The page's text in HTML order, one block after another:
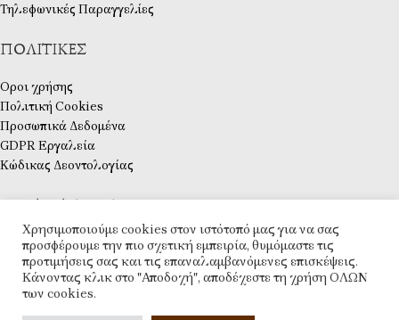
Τηλεφωνικές Παραγγελίες
ΠΟΛΙΤΙΚΈΣ
Οροι χρήσης
Πολιτική Cookies
Προσωπικά Δεδομένα
GDPR Εργαλεία
Κώδικας Δεοντολογίας
ΛΟΓΑΡΙΑΣΜΌΣ
Ο λογαριασμός μου
Ταμείο
Λίστα Επιθυμιών
Επικοινωνία
Χρησιμοποιούμε cookies στον ιστότοπό μας για να σας
προσφέρουμε την πιο σχετική εμπειρία, θυμόμαστε τις
προτιμήσεις σας και τις επαναλαμβανόμενες επισκέψεις.
Κάνοντας κλικ στο "Αποδοχή", αποδέχεστε τη χρήση ΟΛΩΝ
των cookies.